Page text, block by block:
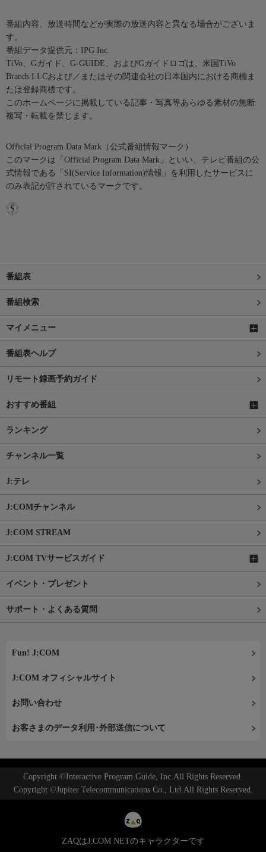
番組内容、放送時間などが実際の放送内容と異なる場合がございま
す。
番組データ提供元：IPG Inc.
TiVo、Gガイド、G-GUIDE、およびGガイドロゴは、米国TiVo
Brands LLCおよび／またはその関連会社の日本国内における商標ま
たは登録商標です。
このホームページに掲載している記事・写真等あらゆる素材の無断
複写・転載を禁じます。
Official Program Data Mark（公式番組情報マーク）
このマークは「Official Program Data Mark」といい、テレビ番組の公
式情報である「SI(Service Information)情報」を利用したサービスに
のみ表記が許されているマークです。
番組表
番組検索
マイメニュー
番組表ヘルプ
リモート録画予約ガイド
おすすめ番組
ランキング
チャンネル一覧
J:テレ
J:COMチャンネル
J:COM STREAM
J:COM TVサービスガイド
イベント・プレゼント
サポート・よくある質問
Fun! J:COM
J:COM オフィシャルサイト
お問い合わせ
お客さまのデータ利用･外部送信について
Copyright ©Interactive Program Guide, Inc.All Rights Reserved.
Copyright ©Jupiter Telecommunications Co., Ltd.All Rights Reserved.
ZAQはJ:COM NETのキャラクターです